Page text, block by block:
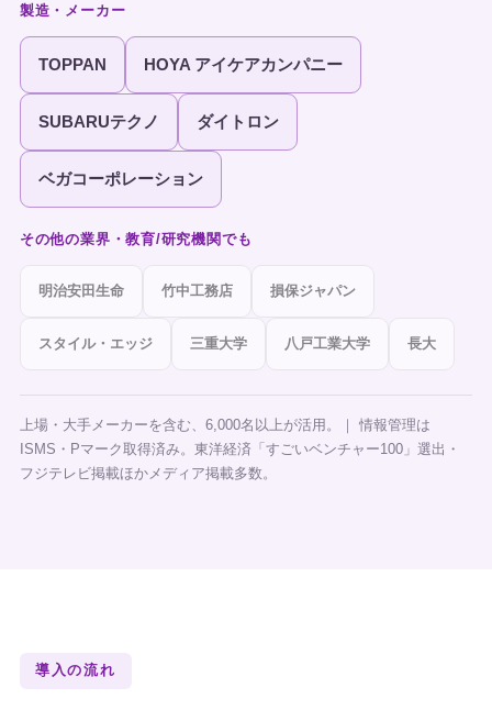
製造・メーカー
TOPPAN HOYA アイケアカンパニー
SUBARUテクノ ダイトロン
ベガコーポレーション
その他の業界・教育/研究機関でも
明治安田生命 竹中工務店 損保ジャパン
スタイル・エッジ 三重大学 八戸工業大学 長大
上場・大手メーカーを含む、6,000名以上が活用。｜ 情報管理は
ISMS・Pマーク取得済み。東洋経済「すごいベンチャー100」選出・
フジテレビ掲載ほかメディア掲載多数。
導入の流れ